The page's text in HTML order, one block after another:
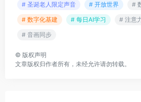
# 圣诞老人限定声音
# 开放世界
#
# 数字化基建
# 每日AI学习 # 注意
# 音画同步
© 版权声明
文章版权归作者所有，未经允许请勿转载。